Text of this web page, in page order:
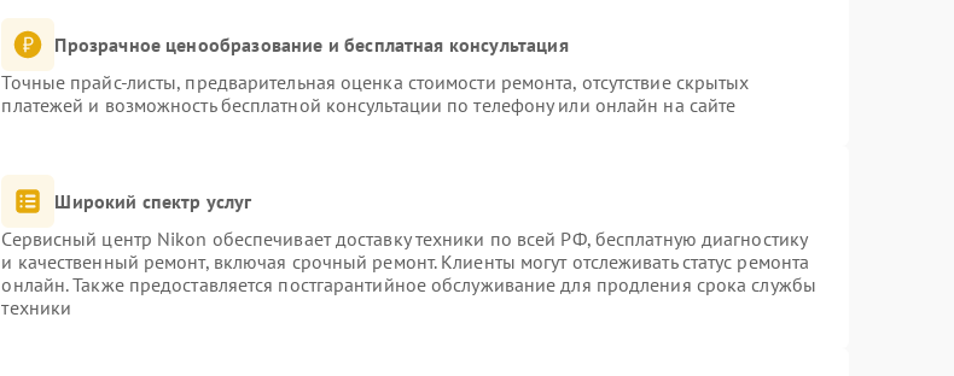
Прозрачное ценообразование и бесплатная консультация
Точные прайс-листы, предварительная оценка стоимости ремонта, отсутствие скрытых
платежей и возможность бесплатной консультации по телефону или онлайн на сайте
Широкий спектр услуг
Сервисный центр Nikon обеспечивает доставку техники по всей РФ, бесплатную диагностику
и качественный ремонт, включая срочный ремонт. Клиенты могут отслеживать статус ремонта
онлайн. Также предоставляется постгарантийное обслуживание для продления срока службы
техники